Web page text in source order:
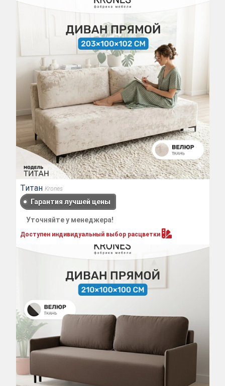
Титан Krones
Гарантия лучшей цены
Уточняйте у менеджера!
Доступен индивидуальный выбор расцветки